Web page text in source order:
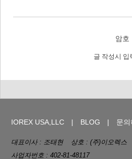
암호
글 작성시 입
IOREX USA,LLC BLOG 문의
대표이사 : 조태현
상호 : (주)이오렉스
사업자번호 : 402-81-48117